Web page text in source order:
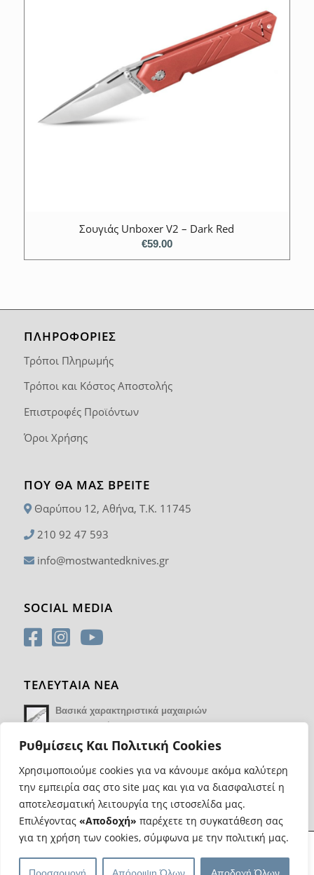
Ρυθμίσεις Και Πολιτική Cookies
Χρησιμοποιούμε cookies για να κάνουμε ακόμα καλύτερη
την εμπειρία σας στο site μας και για να διασφαλιστεί η
αποτελεσματική λειτουργία της ιστοσελίδα μας.
Επιλέγοντας «Αποδοχή» παρέχετε τη συγκατάθεση σας
για τη χρήση των cookies, σύμφωνα με την πολιτική μας.
Σουγιάς Unboxer V2 – Dark Red
€59.00
ΠΛΗΡΟΦΟΡΙΕΣ
Τρόποι Πληρωμής
Τρόποι και Κόστος Αποστολής
Επιστροφές Προϊόντων
Όροι Χρήσης
ΠΟΥ ΘΑ ΜΑΣ ΒΡΕΊΤΕ
Θαρύπου 12, Αθήνα, T.K. 11745
210 92 47 593
info@mostwantedknives.gr
SOCIAL MEDIA
ΤΕΛΕΥΤΑΙΑ ΝΕΑ
Βασικά χαρακτηριστικά μαχαιριών
14 Φεβρουαρίου 2018 - 17:21